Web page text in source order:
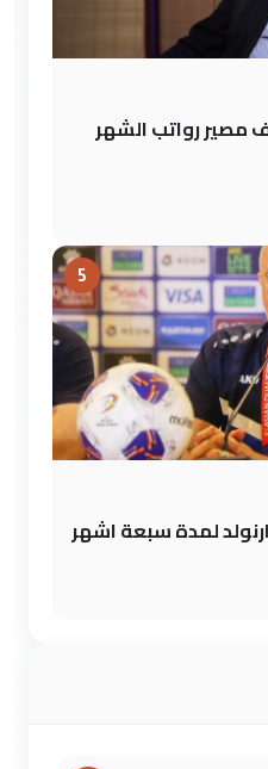
رواتب الشهر
5
لمدة سبعة اشهر